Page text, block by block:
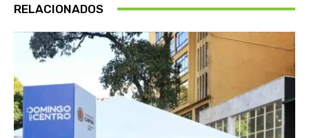
RELACIONADOS